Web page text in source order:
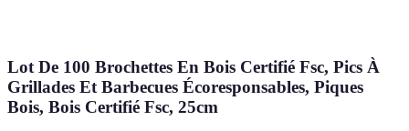
Lot De 100 Brochettes En Bois Certifié Fsc, Pics À
Grillades Et Barbecues Écoresponsables, Piques
Bois, Bois Certifié Fsc, 25cm